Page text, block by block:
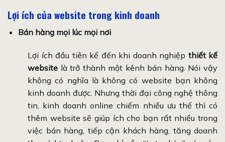
Lợi ích của website trong kinh doanh
Bán hàng mọi lúc mọi nơi
Lợi ích đầu tiên kể đến khi doanh nghiệp thiết kế
website là trở thành một kênh bán hàng. Nói vậy
không có nghĩa là không có website bạn không
kinh doanh được. Nhưng thời đại công nghệ thông
tin, kinh doanh online chiếm nhiều ưu thế thì có
thêm website sẽ giúp ích cho bạn rất nhiều trong
việc bán hàng, tiếp cận khách hàng, tăng doanh